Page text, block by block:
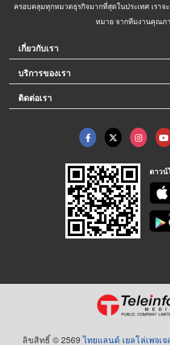
ครอบคลุมทุกหมวดธุรกิจมากที่สุดในประเทศ เรา
หมาย จากทีมงานคุณภ
เกี่ยวกับเรา
บริการของเรา
ติดต่อเรา
ดาวน์
ลิขสิทธิ์ © 2569ไทยแลนด์ เยลโล่เพจเจ